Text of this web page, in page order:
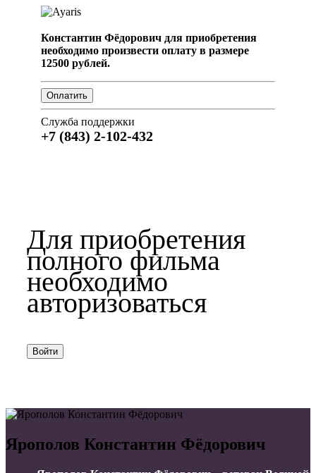
Константин Фёдорович для приобретения
необходимо произвести оплату в размере
12500 рублей.
Служба поддержки
+7 (843) 2-102-432
Для приобретения
полного фильма
необходимо
авторизоваться
Войти
Ярополов Константин Фёдорович